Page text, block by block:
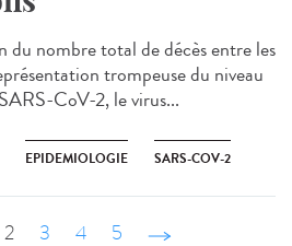
du nombre total de décès entre les
trompeuse du niveau
CoV-2, le virus...
EPIDEMIOLOGIE SARS-COV-2
2 3 4 5 suivant ›